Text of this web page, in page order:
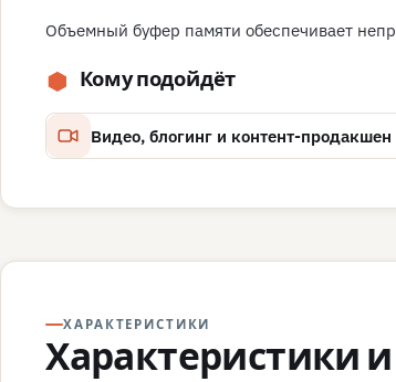
Объемный буфер памяти обеспечивает
Кому подойдёт
Видео, блогинг и контент-продакшен
ХАРАКТЕРИСТИКИ
Характеристики